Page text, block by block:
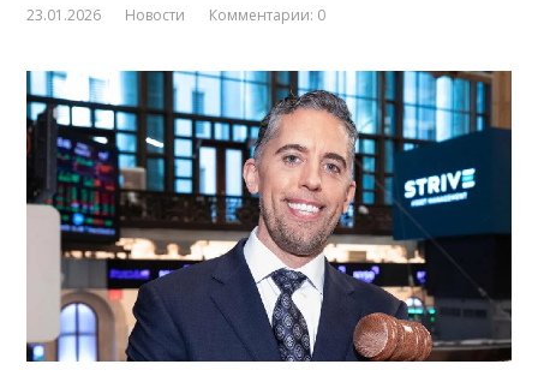
23.01.2026 Новости Комментарии: 0